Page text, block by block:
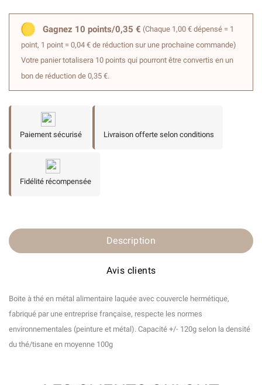
Gagnez 10 points/0,35 € (Chaque 1,00 € dépensé = 1
point, 1 point = 0,04 € de réduction sur une prochaine commande)
Votre panier totalisera 10 points qui pourront être convertis en un
bon de réduction de 0,35 €.
Paiement sécurisé Livraison offerte selon conditions
Fidélité récompensée
Description
Avis clients
Boite à thé en métal alimentaire laquée avec couvercle hermétique,
fabriqué par une entreprise française, respecte les normes
environnementales (peinture et métal). Capacité +/- 120g selon la densité
du thé/tisane en moyenne 100g